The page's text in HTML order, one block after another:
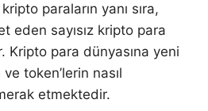
paraların yanı sıra,
eden sayısız kripto para
Kripto para dünyasına yeni
token’lerin nasıl
etmektedir.